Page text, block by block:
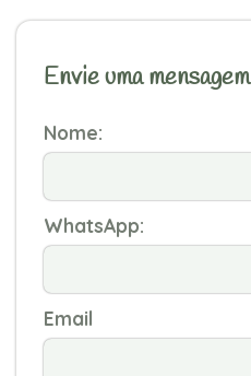
Envie uma mensagem
Nome:
WhatsApp:
Email